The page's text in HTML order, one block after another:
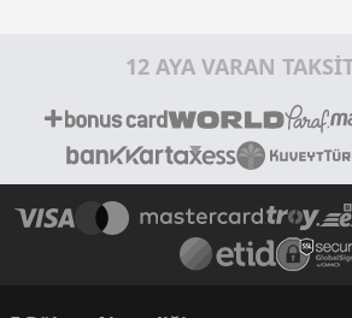
12 AYA VARAN